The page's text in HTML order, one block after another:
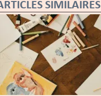
SIMILAIRES